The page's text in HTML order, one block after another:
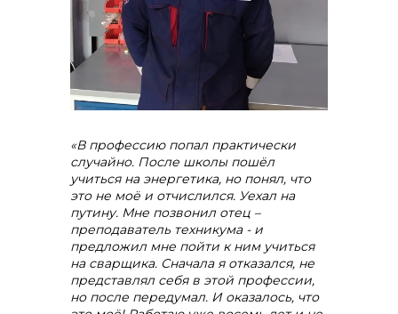
«В профессию попал практически
случайно. После школы пошёл
учиться на энергетика, но понял, что
это не моё и отчислился. Уехал на
путину. Мне позвонил отец –
преподаватель техникума - и
предложил мне пойти к ним учиться
на сварщика. Сначала я отказался, не
представлял себя в этой профессии,
но после передумал. И оказалось, что